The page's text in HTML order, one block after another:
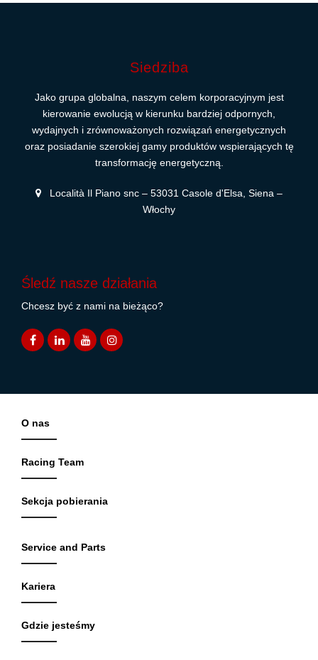
Siedziba
Jako grupa globalna, naszym celem korporacyjnym jest
kierowanie ewolucją w kierunku bardziej odpornych,
wydajnych i zrównoważonych rozwiązań energetycznych
oraz posiadanie szerokiej gamy produktów wspierających tę
transformację energetyczną.
Località Il Piano snc – 53031 Casole d'Elsa, Siena –
Włochy
Śledź nasze działania
Chcesz być z nami na bieżąco?
O nas
Racing Team
Sekcja pobierania
Service and Parts
Kariera
Gdzie jesteśmy